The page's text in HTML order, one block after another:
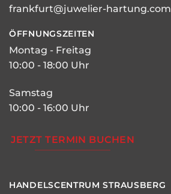
frankfurt@juwelier-hartung.com
ÖFFNUNGSZEITEN
Montag - Freitag
10:00 - 18:00 Uhr
Samstag
10:00 - 16:00 Uhr
JETZT TERMIN BUCHEN
HANDELSCENTRUM STRAUSBERG